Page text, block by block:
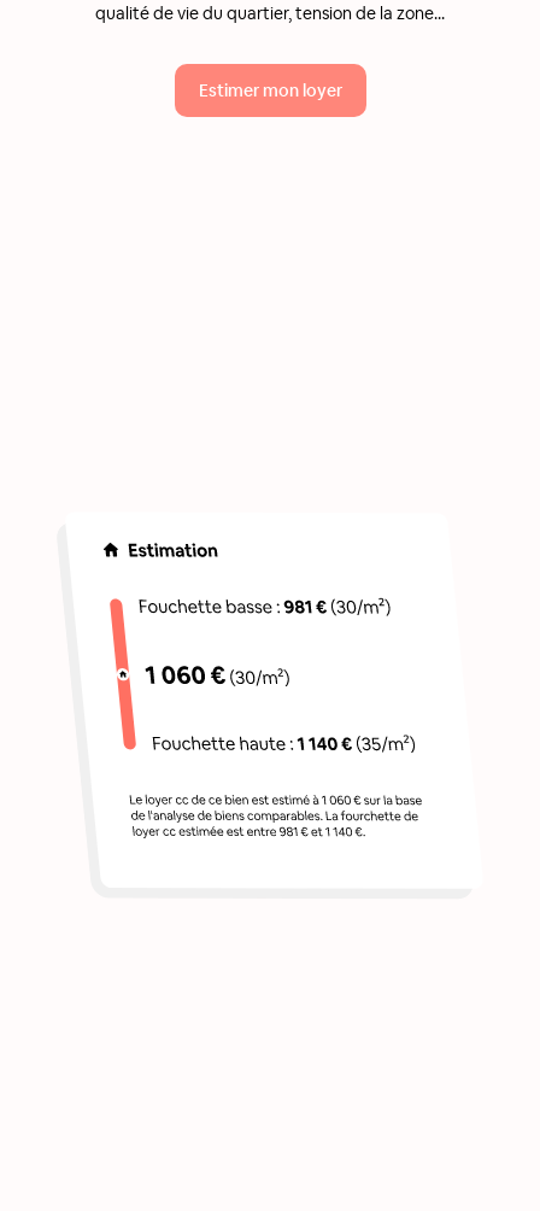
qualité de vie du quartier, tension de la zone...
Estimer mon loyer